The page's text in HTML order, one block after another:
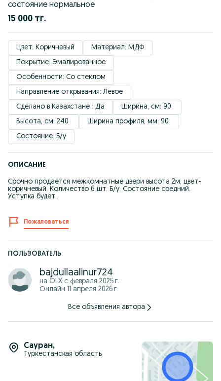
состояние нормальное
15 000 тг.
Цвет: Коричневый
Материал: МДФ
Покрытие: Эмалированное
Особенности: Со стеклом
Направление открывания: Левое
Сделано в Казахстане : Да
Ширина, см: 90
Высота, см: 240
Ширина профиля, мм: 90
Состояние: Б/у
ОПИСАНИЕ
Срочно продается межкомнатные двери высота 2м, цвет-
коричневый. Количество 6 шт. Б/у. Состояние средний.
Уступка будет.
Пожаловаться
ПОЛЬЗОВАТЕЛЬ
bajdullaalinur724
на OLX с февраля 2025 г.
Онлайн 11 апреля 2026 г.
Все объявления автора
Сауран,
Туркестанская область